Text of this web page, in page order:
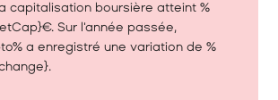
capitalisation boursière atteint %
Sur l'année passée,
a enregistré une variation de %